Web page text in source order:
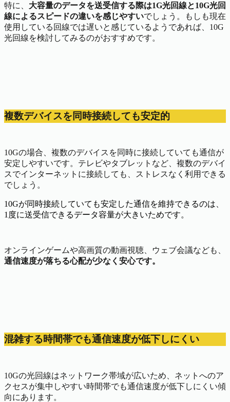
特に、 大容量のデータを送受信する際は1G光回線と10G光回
線によるスピードの違いを感じやすいでしょう。もしも現在
使用している回線では遅いと感じているようであれば、10G
光回線を検討してみるのがおすすめです。
複数デバイスを同時接続しても安定的
10Gの場合、複数のデバイスを同時に接続していても通信が
安定しやすいです。テレビやタブレットなど、複数のデバイ
スでインターネットに接続しても、ストレスなく利用できる
でしょう。
10Gが同時接続していても安定した通信を維持できるのは、
1度に送受信できるデータ容量が大きいためです。
オンラインゲームや高画質の動画視聴、ウェブ会議なども、
通信速度が落ちる心配が少なく安心です。
混雑する時間帯でも通信速度が低下しにくい
10Gの光回線はネットワーク帯域が広いため、ネットへのア
クセスが集中しやすい時間帯でも通信速度が低下しにくい傾
向にあります。